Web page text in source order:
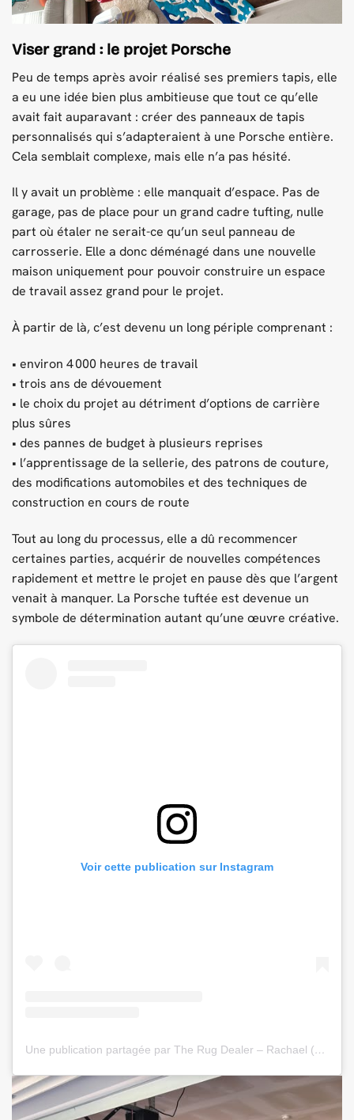
Viser grand : le projet Porsche
Peu de temps après avoir réalisé ses premiers tapis, elle
a eu une idée bien plus ambitieuse que tout ce qu’elle
avait fait auparavant : créer des panneaux de tapis
personnalisés qui s’adapteraient à une Porsche entière.
Cela semblait complexe, mais elle n’a pas hésité.
Il y avait un problème : elle manquait d’espace. Pas de
garage, pas de place pour un grand cadre tufting, nulle
part où étaler ne serait-ce qu’un seul panneau de
carrosserie. Elle a donc déménagé dans une nouvelle
maison uniquement pour pouvoir construire un espace
de travail assez grand pour le projet.
À partir de là, c’est devenu un long périple comprenant :
• environ 4 000 heures de travail
• trois ans de dévouement
• le choix du projet au détriment d’options de carrière
plus sûres
• des pannes de budget à plusieurs reprises
• l’apprentissage de la sellerie, des patrons de couture,
des modifications automobiles et des techniques de
construction en cours de route
Tout au long du processus, elle a dû recommencer
certaines parties, acquérir de nouvelles compétences
rapidement et mettre le projet en pause dès que l’argent
venait à manquer. La Porsche tuftée est devenue un
symbole de détermination autant qu’une œuvre créative.
Voir cette publication sur Instagram
Une publication partagée par The Rug Dealer – Rachael (@therugdealer.co)